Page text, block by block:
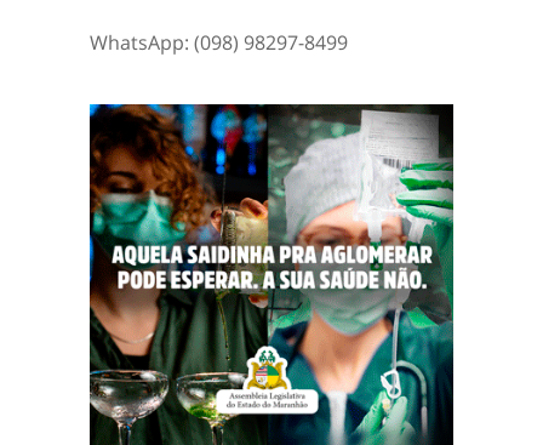
WhatsApp: (098) 98297-8499